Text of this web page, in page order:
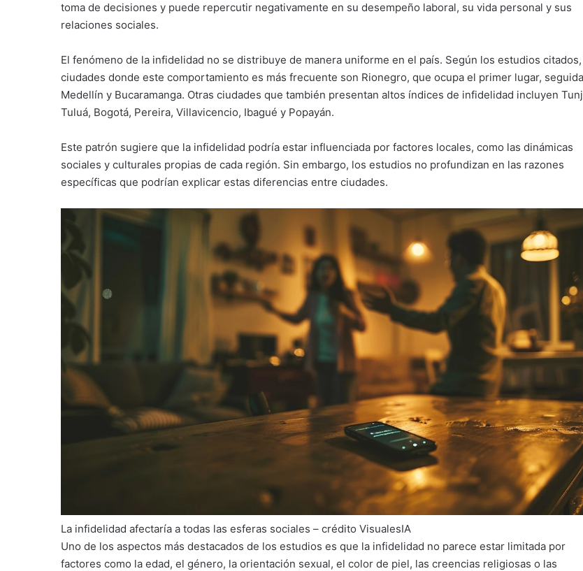
toma de decisiones y puede repercutir negativamente en su desempeño laboral, su vida personal y sus
relaciones sociales.
El fenómeno de la infidelidad no se distribuye de manera uniforme en el país. Según los estudios citados,
ciudades donde este comportamiento es más frecuente son Rionegro, que ocupa el primer lugar,
Medellín y Bucaramanga. Otras ciudades que también presentan altos índices de infidelidad incluyen
Tuluá, Bogotá, Pereira, Villavicencio, Ibagué y Popayán.
Este patrón sugiere que la infidelidad podría estar influenciada por factores locales, como las dinámicas
sociales y culturales propias de cada región. Sin embargo, los estudios no profundizan en las razones
específicas que podrían explicar estas diferencias entre ciudades.
La infidelidad afectaría a todas las esferas sociales – crédito VisualesIA
Uno de los aspectos más destacados de los estudios es que la infidelidad no parece estar limitada por
factores como la edad, el género, la orientación sexual, el color de piel, las creencias religiosas o las